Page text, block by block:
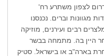
לצפון משתרע רח'
מגוונות וברים. נכנסנו
רבים ועירנים, מוזיקה
היין בה. מתמחה בבשר
בארה"ב או בישראל. סטיק